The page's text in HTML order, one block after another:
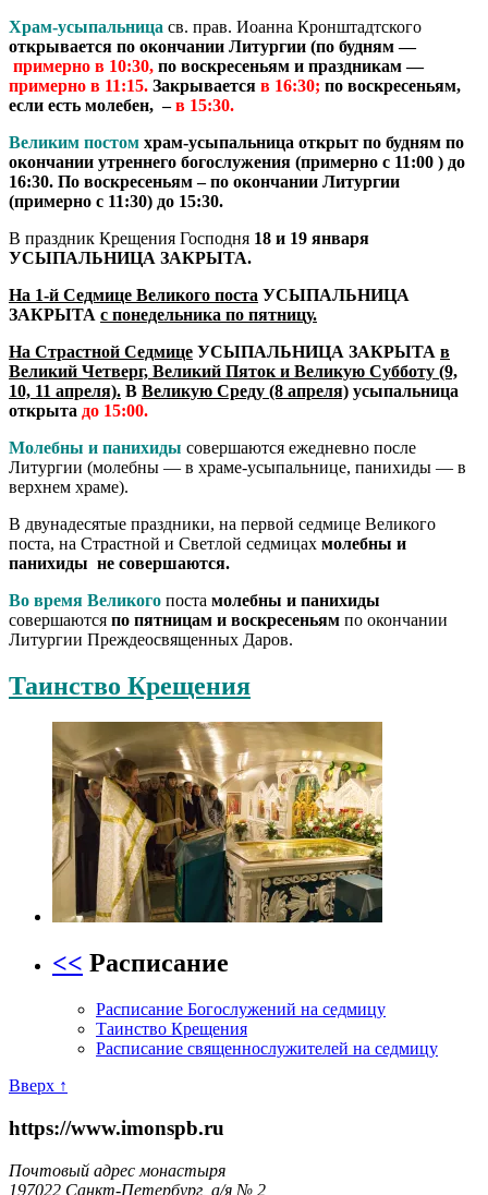
Храм-усыпальница св. прав. Иоанна Кронштадтского
открывается по окончании Литургии (по будням —
примерно в 10:30, по воскресеньям и праздникам —
примерно в 11:15. Закрывается в 16:30; по воскресеньям,
если есть молебен, –в 15:30.
Великим постом храм-усыпальница открыт по будням по
окончании утреннего богослужения (примерно с 11:00 ) до
16:30. По воскресеньям – по окончании Литургии
(примерно с 11:30) до 15:30.
В праздник Крещения Господня 18 и 19 января
УСЫПАЛЬНИЦА ЗАКРЫТА.
На 1-й Седмице Великого поста УСЫПАЛЬНИЦА
ЗАКРЫТА с понедельника по пятницу.
На Страстной Седмице УСЫПАЛЬНИЦА ЗАКРЫТА в
Великий Четверг, Великий Пяток и Великую Субботу (9,
10, 11 апреля). В Великую Среду (8 апреля) усыпальница
открыта до 15:00.
Молебны и панихиды совершаются ежедневно после
Литургии (молебны — в храме-усыпальнице, панихиды — в
верхнем храме).
В двунадесятые праздники, на первой седмице Великого
поста, на Страстной и Светлой седмицах молебны и
панихиды не совершаются.
Во время Великого поста молебны и панихиды
совершаются по пятницам и воскресеньям по окончании
Литургии Преждеосвященных Даров.
Таинство Крещения
<< Расписание
Расписание Богослужений на седмицу
Таинство Крещения
Расписание священнослужителей на седмицу
Вверх ↑
https://www.imonspb.ru
Почтовый адрес монастыря
197022 Санкт-Петербург, а/я № 2